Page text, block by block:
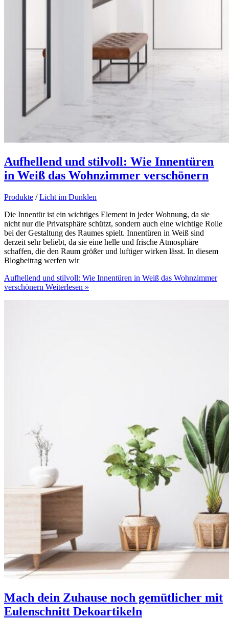
Aufhellend und stilvoll: Wie Innentüren
in Weiß das Wohnzimmer verschönern
Produkte /Licht im Dunklen
Die Innentür ist ein wichtiges Element in jeder Wohnung, da sie
nicht nur die Privatsphäre schützt, sondern auch eine wichtige Rolle
bei der Gestaltung des Raumes spielt. Innentüren in Weiß sind
derzeit sehr beliebt, da sie eine helle und frische Atmosphäre
schaffen, die den Raum größer und luftiger wirken lässt. In diesem
Blogbeitrag werfen wir
Aufhellend und stilvoll: Wie Innentüren in Weiß das Wohnzimmer
verschönern Weiterlesen »
Mach dein Zuhause noch gemütlicher mit
Eulenschnitt Dekoartikeln